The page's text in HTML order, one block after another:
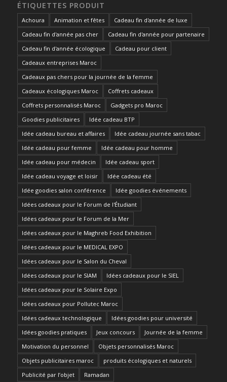
ÉTIQUETTES PRODUIT
Achoura Animation et fêtes
Cadeau fin d'année de luxe
Cadeau fin d'année pas cher
Cadeau fin d'année pour partenaire
Cadeau fin d'année écologique
Cadeau pour client
Cadeaux entreprises Maroc
Cadeaux pas chers pour la journée de la femme
Cadeaux écologiques Maroc
Coffrets cadeaux
Coffrets personnalisés Maroc
Gadgets pro Maroc
Goodies publicitaires
Idée cadeau BTP
Idée cadeau bureau et affaires
Idée cadeau journée sans tabac
Idée cadeau pour femme
Idée cadeau pour homme
Idée cadeau pour médecin
Idée cadeau sport
Idée cadeau voyage et loisir
Idée cadeau été
Idée goodies salon conférence
Idée goodies événements
Idées cadeaux pour le Forum de l'Étudiant
Idées cadeaux pour le Forum de la Mer
Idées cadeaux pour le Maghreb Food Exhibition
Idées cadeaux pour le MEDICAL EXPO
Idées cadeaux pour le Salon du Cheval
Idées cadeaux pour le SIAM
Idées cadeaux pour le SIEL
Idées cadeaux pour le Solaire Expo
Idées cadeaux pour Pollutec Maroc
Idées cadeaux technologique
Idées goodies pour université
Idées goodies pratiques
Jeux concours
Journée de la femme
Motivation du personnel
Objets personnalisés Maroc
Objets publicitaires maroc
produits écologiques et naturels
Publicité par l’objet
Ramadan